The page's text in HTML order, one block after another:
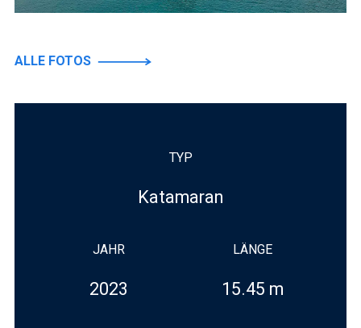
ALLE FOTOS
TYP
Katamaran
JAHR
2023
LÄNGE
15.45 m